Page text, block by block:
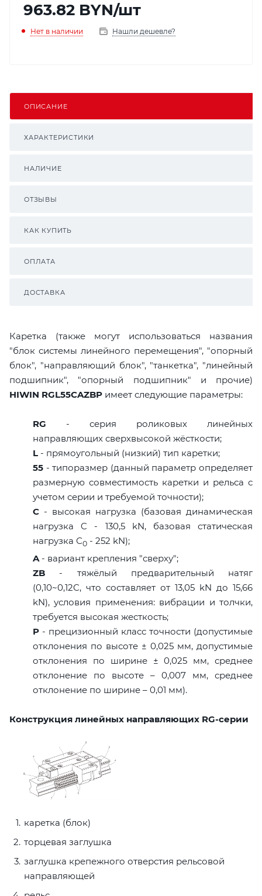
963.82 BYN/шт
Нет в наличии Нашли дешевле?
ОПИСАНИЕ
ХАРАКТЕРИСТИКИ
НАЛИЧИЕ
ОТЗЫВЫ
КАК КУПИТЬ
ОПЛАТА
ДОСТАВКА
Каретка (также могут использоваться названия
"блок системы линейного перемещения", "опорный
блок", "направляющий блок", "танкетка", "линейный
подшипник", "опорный подшипник" и прочие)
HIWIN RGL55CAZBP имеет следующие параметры:
RG - серия роликовых линейных
направляющих сверхвысокой жёсткости;
L - прямоугольный (низкий) тип каретки;
55 - типоразмер (данный параметр определяет
размерную совместимость каретки и рельса с
учетом серии и требуемой точности);
C - высокая нагрузка (базовая динамическая
нагрузка C - 130,5 kN, базовая статическая
нагрузка С0 - 252 kN);
A- вариант крепления "сверху";
ZB - тяжёлый предварительный натяг
(0,10~0,12C, что составляет от 13,05 kN до 15,66
kN), условия применения: вибрации и толчки,
требуется высокая жесткость;
P - прецизионный класс точности (допустимые
отклонения по высоте ± 0,025 мм, допустимые
отклонения по ширине ± 0,025 мм, среднее
отклонение по высоте – 0,007 мм, среднее
отклонение по ширине – 0,01 мм).
Конструкция линейных направляющих RG-серии
каретка (блок)
торцевая заглушка
заглушка крепежного отверстия рельсовой
направляющей